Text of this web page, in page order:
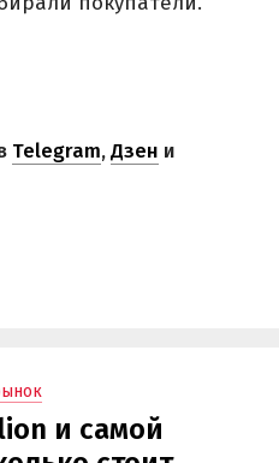
Telegram,Дзен и
и самой